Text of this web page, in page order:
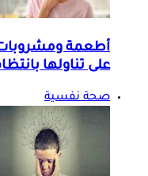
أطعمة
على تناولها
صحة نفسية